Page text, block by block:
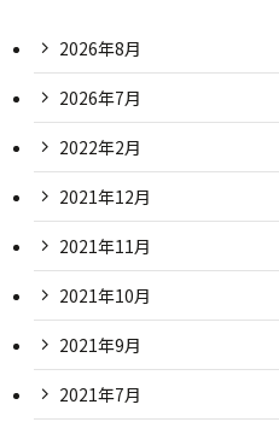
2026年8月
2026年7月
2022年2月
2021年12月
2021年11月
2021年10月
2021年9月
2021年7月